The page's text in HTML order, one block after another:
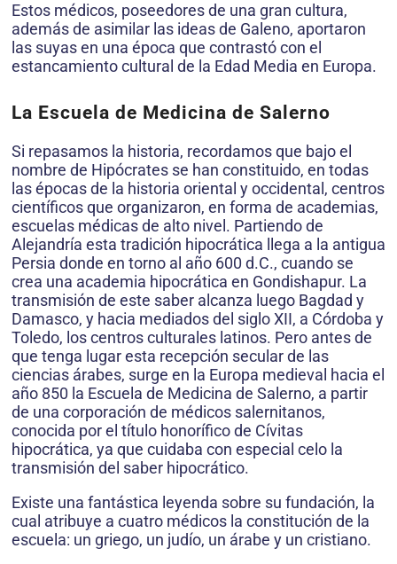
Estos médicos, poseedores de una gran cultura,
además de asimilar las ideas de Galeno, aportaron
las suyas en una época que contrastó con el
estancamiento cultural de la Edad Media en Europa.
La Escuela de Medicina de Salerno
Si repasamos la historia, recordamos que bajo el
nombre de Hipócrates se han constituido, en todas
las épocas de la historia oriental y occidental, centros
científicos que organizaron, en forma de academias,
escuelas médicas de alto nivel. Partiendo de
Alejandría esta tradición hipocrática llega a la antigua
Persia donde en torno al año 600 d.C., cuando se
crea una academia hipocrática en Gondishapur. La
transmisión de este saber alcanza luego Bagdad y
Damasco, y hacia mediados del siglo XII, a Córdoba y
Toledo, los centros culturales latinos. Pero antes de
que tenga lugar esta recepción secular de las
ciencias árabes, surge en la Europa medieval hacia el
año 850 la Escuela de Medicina de Salerno, a partir
de una corporación de médicos salernitanos,
conocida por el título honorífico de Cívitas
hipocrática, ya que cuidaba con especial celo la
transmisión del saber hipocrático.
Existe una fantástica leyenda sobre su fundación, la
cual atribuye a cuatro médicos la constitución de la
escuela: un griego, un judío, un árabe y un cristiano.